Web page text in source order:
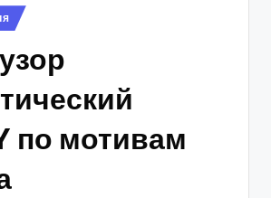
по мотивам